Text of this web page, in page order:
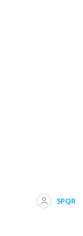
SPQR